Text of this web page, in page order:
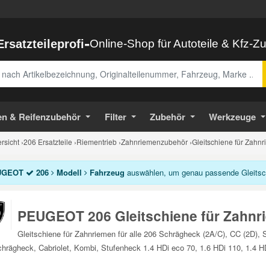
-Online-Shop für Autoteile & Kfz-
& Reifenzubehör Filter Zubehör Werkzeuge
›206 Ersatzteile ›Riementrieb ›Zahnriemenzubehör ›Gleitschiene für
206 Modell Fahrzeug auswählen, um genau passende
PEUGEOT 206 Gleitschiene für
Gleitschiene für Zahnriemen für alle 206 Schrägheck (2A/C), CC
Cabriolet, Kombi, Stufenheck 1.4 HDi eco 70, 1.6 HDi 110, 1.4